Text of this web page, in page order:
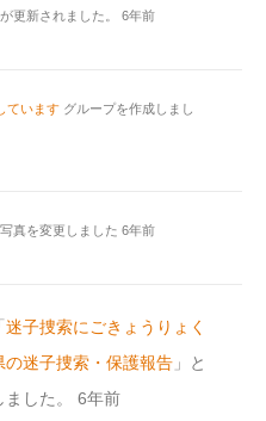
更新されました。 6年前
ています グループを作成しまし
真を変更しました 6年前
迷子捜索にごきょうりょく
の迷子捜索・保護報告 」と
した。 6年前